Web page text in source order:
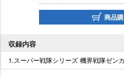
商品
収録内容
1.スーパー戦隊シリーズ 機界戦隊ゼン